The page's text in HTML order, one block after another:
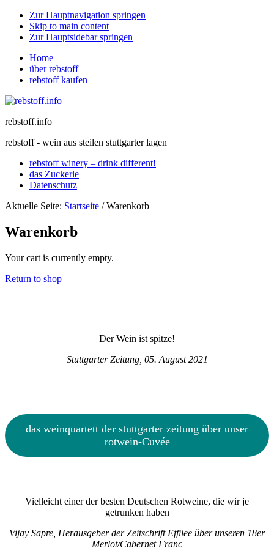
Zur Hauptnavigation springen
Skip to main content
Zur Hauptsidebar springen
Home
über rebstoff
rebstoff kaufen
rebstoff.info
rebstoff - wein aus steilen stuttgarter lagen
rebstoff winery – drink different!
das Zuckerle
Datenschutz
Aktuelle Seite: Startseite /Warenkorb
Warenkorb
Your cart is currently empty.
Return to shop
Der Wein ist spitze!
Stuttgarter Zeitung, 05. August 2021
das weinquartett der stuttgarter zeitung über unser
rotwein-Cuvée
Vielleicht einer der besten Deutschen Rotweine, die wir je
getrunken haben
Vijay Sapre, Herausgeber der Zeitschrift Effilee über unseren 18er
Merlot/Cabernet Franc